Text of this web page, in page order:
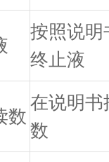
按照说明
终止液
数
在说明书
数